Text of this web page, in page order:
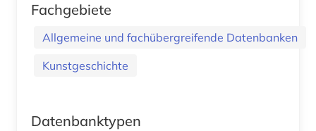
Fachgebiete
Allgemeine und fachübergreifende Datenbanken
Kunstgeschichte
Datenbanktypen